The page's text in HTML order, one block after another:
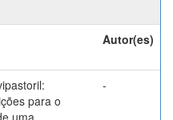
Autor(es)
para o
uma
-